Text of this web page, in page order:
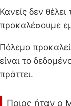
Κανείς δεν
προκαλέσουμε
Πόλεμο
είναι το
πράττει.
Ποιος ήταν ο